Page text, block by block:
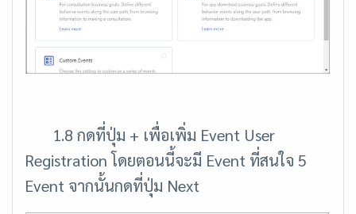
1.8 กดที่ปุ่ม + เพื่อเพิ่ม Event User
Registration โดยตอนนี้จะมี Event ที่สนใจ 5
Event จากนั้นกดที่ปุ่ม Next